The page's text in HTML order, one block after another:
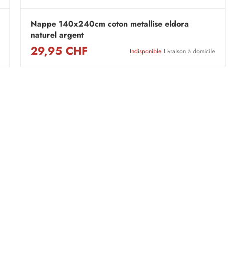
Nappe 140x240cm coton metallise eldora
naturel argent
29,95 CHF Indisponible Livraison à domicile